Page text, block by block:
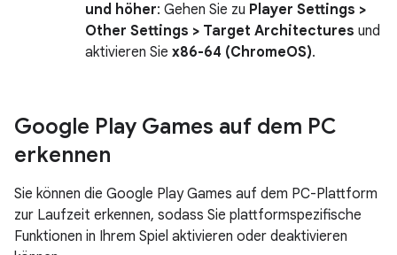
und höher: Gehen Sie zu Player Settings >
Other Settings > Target Architectures und
aktivieren Sie x86-64 (ChromeOS).
Google Play Games auf dem PC
erkennen
Sie können die Google Play Games auf dem PC-Plattform
zur Laufzeit erkennen, sodass Sie plattformspezifische
Funktionen in Ihrem Spiel aktivieren oder deaktivieren